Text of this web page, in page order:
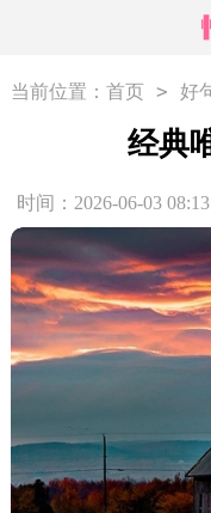
当前位置： 首页 > 好
经典
时间：2026-06-03